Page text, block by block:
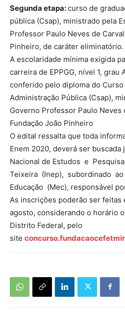
Segunda etapa:curso de
pública (Csap), ministrado pela
Professor Paulo Neves de
Pinheiro, de caráter eliminatório.
A escolaridade mínima exigida
carreira de EPPGG, nível 1, grau
conferido pelo diploma do Curso
Administração Pública (Csap),
Governo Professor Paulo Neves
Fundação João Pinheiro
O edital ressalta que toda
Enem 2020, deverá ser buscada
Nacional de Estudos e
Teixeira (Inep), subordinado
Educação (Mec), responsável
As inscrições poderão ser feitas
agosto, considerando o horário
Distrito Federal, pelo
site